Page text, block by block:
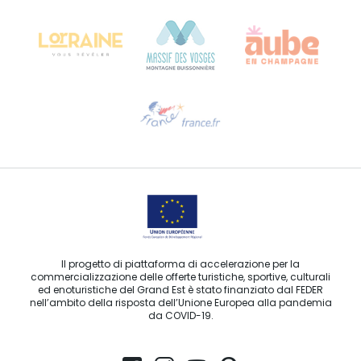
Contattaci per e-mail
Il progetto di piattaforma di accelerazione per la
commercializzazione delle offerte turistiche, sportive, culturali
ed enoturistiche del Grand Est è stato finanziato dal FEDER
nell’ambito della risposta dell’Unione Europea alla pandemia
da COVID-19.